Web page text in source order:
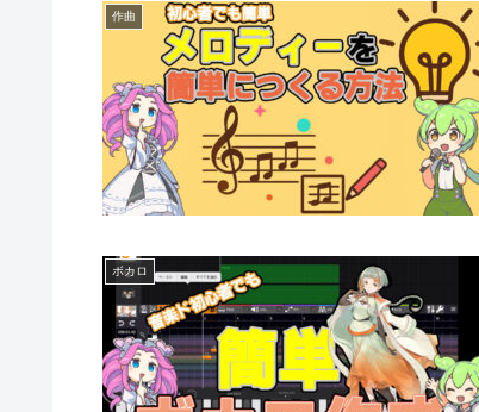
作曲
ボカロ